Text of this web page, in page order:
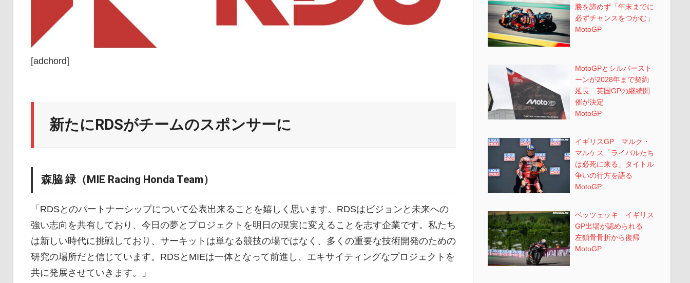
[adchord]
新たにRDSがチームのスポンサーに
森脇 緑（MIE Racing Honda Team）
「RDSとのパートナーシップについて公表出来ることを嬉しく思います。RDSはビジョンと未来への
強い志向を共有しており、今日の夢とプロジェクトを明日の現実に変えることを志す企業です。私たち
は新しい時代に挑戦しており、サーキットは単なる競技の場ではなく、多くの重要な技術開発のための
研究の場所だと信じています。RDSとMIEは一体となって前進し、エキサイティングなプロジェクトを
共に発展させていきます。」
勝を諦めず「年末までに
必ずチャンスをつかむ」
MotoGP
MotoGPとシルバースト
ーンが2028年まで契約
延長 英国GPの継続開
催が決定
MotoGP
イギリスGP マルク・
マルケス「ライバルたち
は必死に来る」タイトル
争いの行方を語る
MotoGP
ベッツェッキ イギリス
GP出場が認められる
左鎖骨骨折から復帰
MotoGP